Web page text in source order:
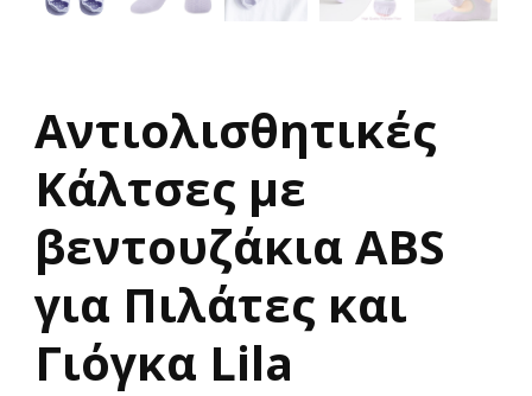
Αντιολισθητικές
Κάλτσες με
βεντουζάκια ABS
για Πιλάτες και
Γιόγκα Lila